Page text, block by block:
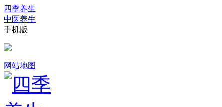
四季养生
中医养生
手机版
网站地图